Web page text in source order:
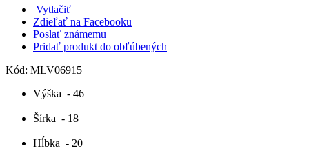
Vytlačiť
Zdieľať na Facebooku
Poslať známemu
Pridať produkt do obľúbených
Kód: MLV06915
Výška - 46
Šírka - 18
Hĺbka - 20